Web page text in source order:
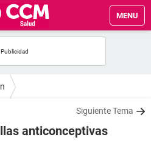
MENU
Siguiente Tema
anticonceptivas